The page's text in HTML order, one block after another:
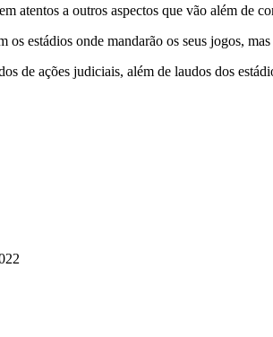
atentos a outros aspectos que vão além de
estádios onde mandarão os seus jogos, mas
de ações judiciais, além de laudos dos